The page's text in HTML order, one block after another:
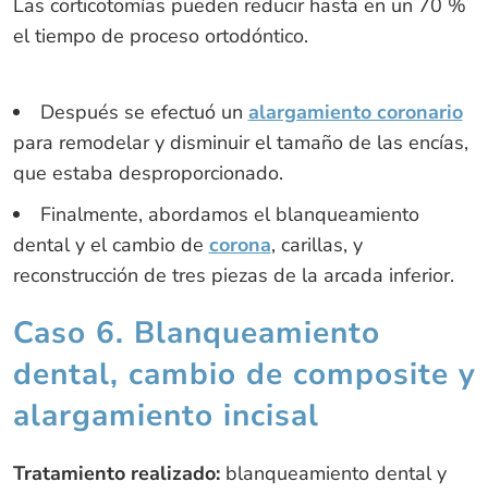
Las corticotomías pueden reducir hasta en un 70 %
el tiempo de proceso ortodóntico.
Después se efectuó un alargamiento coronario
para remodelar y disminuir el tamaño de las encías,
que estaba desproporcionado.
Finalmente, abordamos el blanqueamiento
dental y el cambio de corona, carillas, y
reconstrucción de tres piezas de la arcada inferior.
Caso 6. Blanqueamiento
dental, cambio de composite y
alargamiento incisal
Tratamiento realizado: blanqueamiento dental y